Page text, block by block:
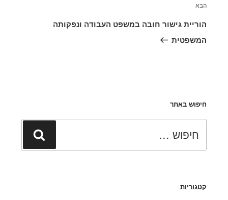
הפוסט
הבא
הבא
הוריית גישור חובה במשפט העבודה ונפקותה
המשפטית
חיפוש באתר
חיפוש
קטגוריות